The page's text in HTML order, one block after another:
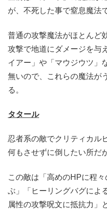
が、不死した事で窒息魔法
普通の攻撃魔法がほとんど
攻撃で地道にダメージを与
イアー」や「マウジウツ」
無いので、これらの魔法が
る。
タタール
忍者系の敵でクリティカル
何もさせずに倒したい所だ
この敵は「高めのHPに程
ぶ」「ヒーリングバグによ
属性の攻撃呪文に抵抗力」